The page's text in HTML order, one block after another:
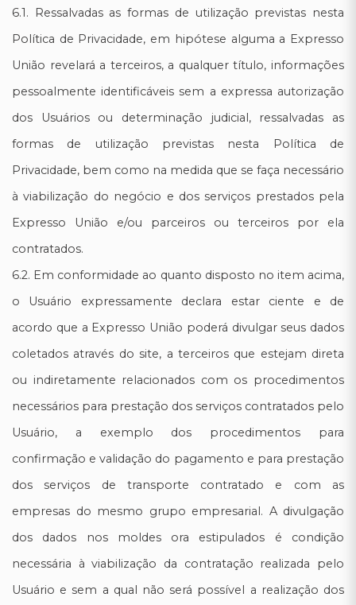
6.1. Ressalvadas as formas de utilização previstas nesta
Política de Privacidade, em hipótese alguma a Expresso
União revelará a terceiros, a qualquer título, informações
pessoalmente identificáveis sem a expressa autorização
dos Usuários ou determinação judicial, ressalvadas as
formas de utilização previstas nesta Política de
Privacidade, bem como na medida que se faça necessário
à viabilização do negócio e dos serviços prestados pela
Expresso União e/ou parceiros ou terceiros por ela
contratados.
6.2. Em conformidade ao quanto disposto no item acima,
o Usuário expressamente declara estar ciente e de
acordo que a Expresso União poderá divulgar seus dados
coletados através do site, a terceiros que estejam direta
ou indiretamente relacionados com os procedimentos
necessários para prestação dos serviços contratados pelo
Usuário, a exemplo dos procedimentos para
confirmação e validação do pagamento e para prestação
dos serviços de transporte contratado e com as
empresas do mesmo grupo empresarial. A divulgação
dos dados nos moldes ora estipulados é condição
necessária à viabilização da contratação realizada pelo
Usuário e sem a qual não será possível a realização dos